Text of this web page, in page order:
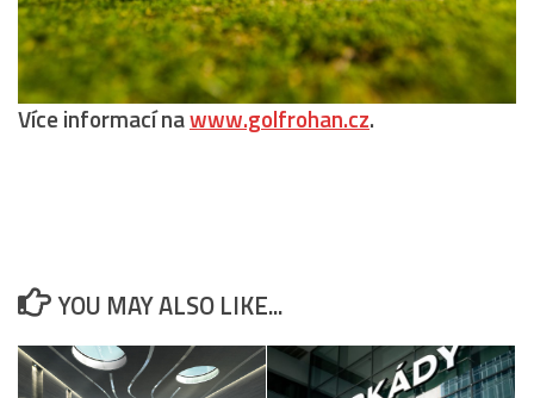
Více informací nawww.golfrohan.cz.
YOU MAY ALSO LIKE...